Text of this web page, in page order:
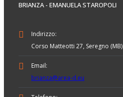
BRIANZA - EMANUELA STAROPOLI
Indirizzo:
Corso Matteotti 27, Seregno (MB)
Email:
brianza@area-d.eu